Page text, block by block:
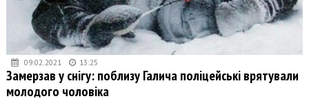
09.02.2021 13:25
Замерзав у снігу: поблизу Галича поліцейські врятували
молодого чоловіка